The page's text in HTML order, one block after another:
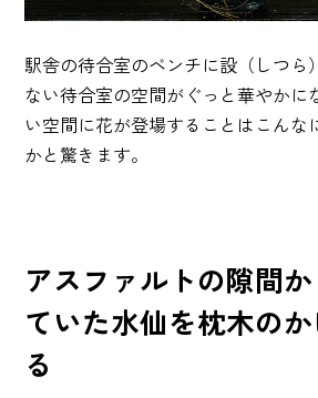
駅舎の待合室のベンチに設（しつら
ない待合室の空間がぐっと華やかに
い空間に花が登場することはこんな
かと驚きます。
アスファルトの隙間
ていた水仙を枕木の
る